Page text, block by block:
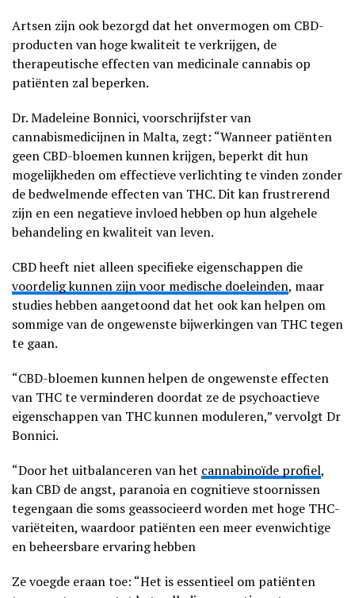
Artsen zijn ook bezorgd dat het onvermogen om CBD-
producten van hoge kwaliteit te verkrijgen, de
therapeutische effecten van medicinale cannabis op
patiënten zal beperken.
Dr. Madeleine Bonnici, voorschrijfster van
cannabismedicijnen in Malta, zegt: “Wanneer patiënten
geen CBD-bloemen kunnen krijgen, beperkt dit hun
mogelijkheden om effectieve verlichting te vinden zonder
de bedwelmende effecten van THC. Dit kan frustrerend
zijn en een negatieve invloed hebben op hun algehele
behandeling en kwaliteit van leven.
CBD heeft niet alleen specifieke eigenschappen die
voordelig kunnen zijn voor medische doeleinden, maar
studies hebben aangetoond dat het ook kan helpen om
sommige van de ongewenste bijwerkingen van THC tegen
te gaan.
“CBD-bloemen kunnen helpen de ongewenste effecten
van THC te verminderen doordat ze de psychoactieve
eigenschappen van THC kunnen moduleren,” vervolgt Dr
Bonnici.
“Door het uitbalanceren van het cannabinoïde profiel,
kan CBD de angst, paranoia en cognitieve stoornissen
tegengaan die soms geassocieerd worden met hoge THC-
variëteiten, waardoor patiënten een meer evenwichtige
en beheersbare ervaring hebben
Ze voegde eraan toe: “Het is essentieel om patiënten